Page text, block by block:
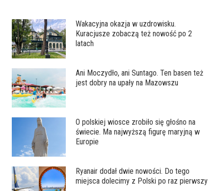
Wakacyjna okazja w uzdrowisku.
Kuracjusze zobaczą też nowość po 2
latach
Ani Moczydło, ani Suntago. Ten basen też
jest dobry na upały na Mazowszu
O polskiej wiosce zrobiło się głośno na
świecie. Ma najwyższą figurę maryjną w
Europie
Ryanair dodał dwie nowości. Do tego
miejsca dolecimy z Polski po raz pierwszy